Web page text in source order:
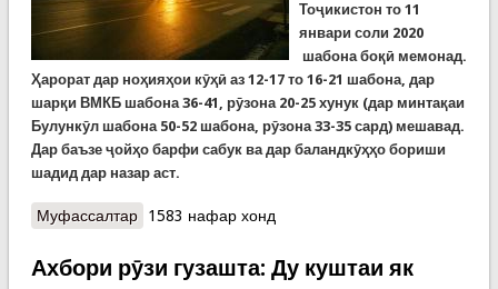
Тоҷикистон то 11
январи соли 2020
шабона боқӣ мемонад.
Ҳарорат дар ноҳияҳои кӯҳӣ аз 12-17 то 16-21 шабона, дар
шарқи ВМКБ шабона 36-41 , рӯзона 20-25 хунук (дар минтақаи
Булункӯл шабона 50-52 шабона, рӯзона 33-35 сард)мешавад.
Дар баъзе ҷойҳо барфи сабук ва дар баландкӯҳҳо бориши
шадид дар назар аст.
Муфассалтаро Ҳавои сард бо 11 – уми январ боқӣ мемонад
1583 нафар хонд
Ахбори рӯзи гузашта: Ду куштаи як